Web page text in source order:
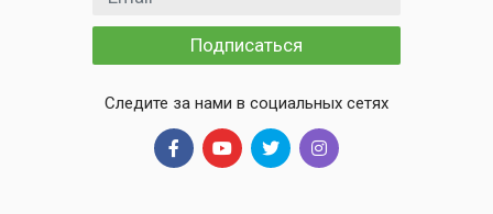
Подписаться
Следите за нами в социальных сетях